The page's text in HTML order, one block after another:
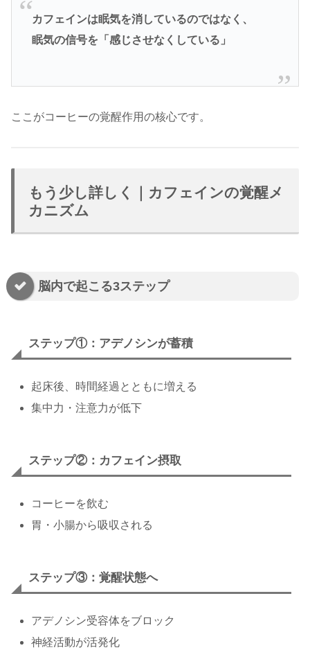
カフェインは眠気を消しているのではなく、
眠気の信号を「感じさせなくしている」
ここがコーヒーの覚醒作用の核心です。
もう少し詳しく｜カフェインの覚醒メ
カニズム
脳内で起こる3ステップ
ステップ①：アデノシンが蓄積
起床後、時間経過とともに増える
集中力・注意力が低下
ステップ②：カフェイン摂取
コーヒーを飲む
胃・小腸から吸収される
ステップ③：覚醒状態へ
アデノシン受容体をブロック
神経活動が活発化